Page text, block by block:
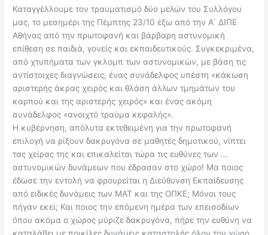
Καταγγέλλουμε τον τραυματισμό δύο μελών του Συλλόγου
μας, το μεσημέρι της Πέμπτης 23/10 έξω από την Α΄ ΔΙΠΕ
Αθήνας από την πρωτοφανή και βάρβαρη αστυνομική
επίθεση σε παιδιά, γονείς και εκπαιδευτικούς. Συγκεκριμένα,
από χτυπήματα των γκλομπ των αστυνομικών, με βάση τις
αντίστοιχες διαγνώσεις, ένας συνάδελφος υπέστη «κάκωση
αριστερής άκρας χειρός και θλάση άλλων τμημάτων του
καρπού και της αριστερής χειρός» και ένας ακόμη
συνάδελφος «ανοιχτό τραύμα κεφαλής».
Η κυβέρνηση, απόλυτα εκτεθειμένη για την πρωτοφανή
επιλογή να ρίξουν δακρυγόνα σε μαθητές δημοτικού, νίπτει
τας χείρας της και επικαλείται τώρα τις ευθύνες των …
αστυνομικών δυνάμεων που έδρασαν στο χώρο! Μα ποιος
έδωσε την εντολή να φρουρείται η Διεύθυνση Εκπαίδευσης
από ειδικές δυνάμεις των ΜΑΤ και της ΟΠΚΕ; Μόνοι τους
πήγαν εκεί; Και ποιος την επόμενη ημέρα των επεισοδίων
όπου ακόμα ο χώρος μύριζε δακρυγόνα, πήρε την ευθύνη να